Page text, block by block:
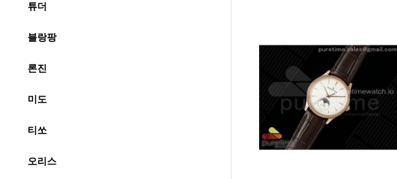
튜더
블랑팡
론진
미도
티쏘
오리스